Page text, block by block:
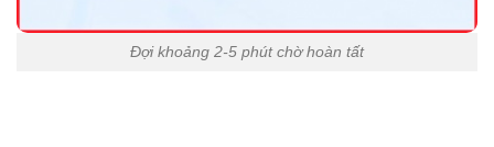
Đợi khoảng 2-5 phút chờ hoàn tất